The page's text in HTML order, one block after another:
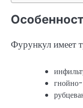
Фурункул имеет